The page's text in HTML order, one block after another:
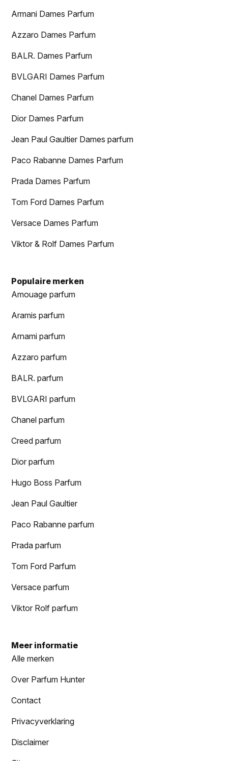
Armani Dames Parfum
Azzaro Dames Parfum
BALR. Dames Parfum
BVLGARI Dames Parfum
Chanel Dames Parfum
Dior Dames Parfum
Jean Paul Gaultier Dames parfum
Paco Rabanne Dames Parfum
Prada Dames Parfum
Tom Ford Dames Parfum
Versace Dames Parfum
Viktor & Rolf Dames Parfum
Populaire merken
Amouage parfum
Aramis parfum
Arnami parfum
Azzaro parfum
BALR. parfum
BVLGARI parfum
Chanel parfum
Creed parfum
Dior parfum
Hugo Boss Parfum
Jean Paul Gaultier
Paco Rabanne parfum
Prada parfum
Tom Ford Parfum
Versace parfum
Viktor Rolf parfum
Meer informatie
Alle merken
Over Parfum Hunter
Contact
Privacyverklaring
Disclaimer